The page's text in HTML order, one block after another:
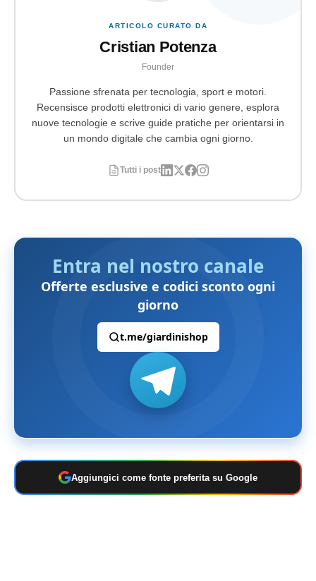
ARTICOLO CURATO DA
Cristian Potenza
Founder
Passione sfrenata per tecnologia, sport e motori.
Recensisce prodotti elettronici di vario genere, esplora
nuove tecnologie e scrive guide pratiche per orientarsi in
un mondo digitale che cambia ogni giorno.
Tutti i post
Entra nel nostro canale
Offerte esclusive e codici sconto ogni
giorno
t.me/giardinishop
Aggiungici come fonte preferita su Google